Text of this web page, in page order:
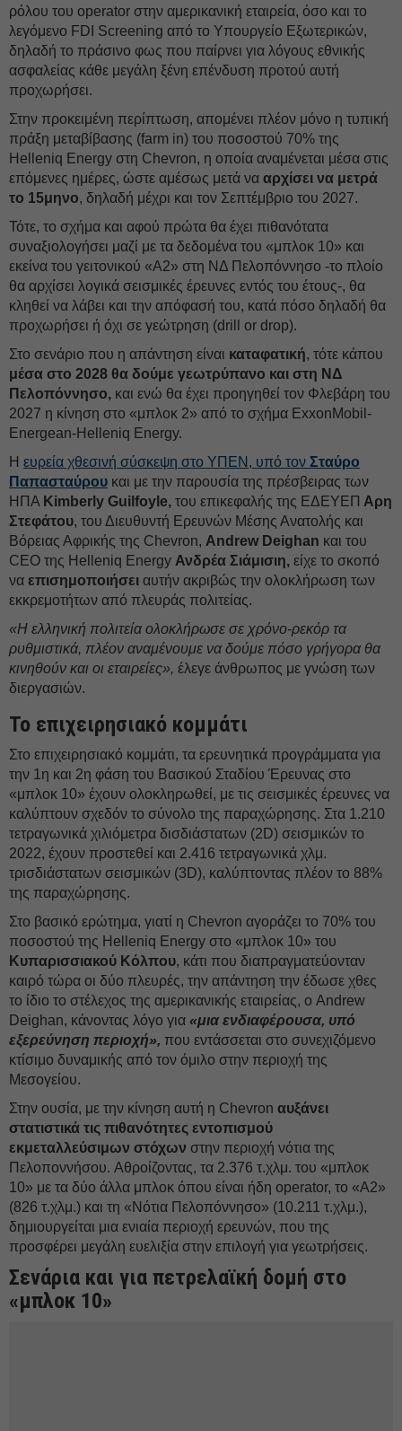
ρόλου του operator στην αμερικανική εταιρεία, όσο και το
λεγόμενο FDI Screening από το Υπουργείο Εξωτερικών,
δηλαδή το πράσινο φως που παίρνει για λόγους εθνικής
ασφαλείας κάθε μεγάλη ξένη επένδυση προτού αυτή
προχωρήσει.
Στην προκειμένη περίπτωση, απομένει πλέον μόνο η τυπική
πράξη μεταβίβασης (farm in) του ποσοστού 70% της
Helleniq Energy στη Chevron, η οποία αναμένεται μέσα στις
επόμενες ημέρες, ώστε αμέσως μετά να αρχίσει να μετρά
το 15μηνο, δηλαδή μέχρι και τον Σεπτέμβριο του 2027.
Τότε, το σχήμα και αφού πρώτα θα έχει πιθανότατα
συναξιολογήσει μαζί με τα δεδομένα του «μπλοκ 10» και
εκείνα του γειτονικού «Α2» στη ΝΔ Πελοπόννησο -το πλοίο
θα αρχίσει λογικά σεισμικές έρευνες εντός του έτους-, θα
κληθεί να λάβει και την απόφασή του, κατά πόσο δηλαδή θα
προχωρήσει ή όχι σε γεώτρηση (drill or drop).
Στο σενάριο που η απάντηση είναι καταφατική, τότε κάπου
μέσα στο 2028 θα δούμε γεωτρύπανο και στη ΝΔ
Πελοπόννησο, και ενώ θα έχει προηγηθεί τον Φλεβάρη του
2027 η κίνηση στο «μπλοκ 2» από το σχήμα ExxonMobil-
Energean-Helleniq Energy.
Η ευρεία χθεσινή σύσκεψη στο ΥΠΕΝ, υπό τον Σταύρο
Παπασταύρου και με την παρουσία της πρέσβειρας των
ΗΠΑ Kimberly Guilfoyle, του επικεφαλής της ΕΔΕΥΕΠ Αρη
Στεφάτου, του Διευθυντή Ερευνών Μέσης Ανατολής και
Βόρειας Αφρικής της Chevron, Andrew Deighan και του
CEO της Helleniq Energy Ανδρέα Σιάμισιη, είχε το σκοπό
να επισημοποιήσει αυτήν ακριβώς την ολοκλήρωση των
εκκρεμοτήτων από πλευράς πολιτείας.
«Η ελληνική πολιτεία ολοκλήρωσε σε χρόνο-ρεκόρ τα
ρυθμιστικά, πλέον αναμένουμε να δούμε πόσο γρήγορα θα
κινηθούν και οι εταιρείες», έλεγε άνθρωπος με γνώση των
διεργασιών.
Το επιχειρησιακό κομμάτι
Στο επιχειρησιακό κομμάτι, τα ερευνητικά προγράμματα για
την 1η και 2η φάση του Βασικού Σταδίου Έρευνας στο
«μπλοκ 10» έχουν ολοκληρωθεί, με τις σεισμικές έρευνες να
καλύπτουν σχεδόν το σύνολο της παραχώρησης. Στα 1.210
τετραγωνικά χιλιόμετρα δισδιάστατων (2D) σεισμικών το
2022, έχουν προστεθεί και 2.416 τετραγωνικά χλμ.
τρισδιάστατων σεισμικών (3D), καλύπτοντας πλέον το 88%
της παραχώρησης.
Στο βασικό ερώτημα, γιατί η Chevron αγοράζει το 70% του
ποσοστού της Helleniq Energy στο «μπλοκ 10» του
Κυπαρισσιακού Κόλπου, κάτι που διαπραγματεύονταν
καιρό τώρα οι δύο πλευρές, την απάντηση την έδωσε χθες
το ίδιο το στέλεχος της αμερικανικής εταιρείας, ο Andrew
Deighan, κάνοντας λόγο για «μια ενδιαφέρουσα, υπό
εξερεύνηση περιοχή», που εντάσσεται στο συνεχιζόμενο
κτίσιμο δυναμικής από τον όμιλο στην περιοχή της
Μεσογείου.
Στην ουσία, με την κίνηση αυτή η Chevron αυξάνει
στατιστικά τις πιθανότητες εντοπισμού
εκμεταλλεύσιμων στόχων στην περιοχή νότια της
Πελοποννήσου. Αθροίζοντας, τα 2.376 τ.χλμ. του «μπλοκ
10» με τα δύο άλλα μπλοκ όπου είναι ήδη operator, το «Α2»
(826 τ.χλμ.) και τη «Νότια Πελοπόννησο» (10.211 τ.χλμ.),
δημιουργείται μια ενιαία περιοχή ερευνών, που της
προσφέρει μεγάλη ευελιξία στην επιλογή για γεωτρήσεις.
Σενάρια και για πετρελαϊκή δομή στο
«μπλοκ 10»